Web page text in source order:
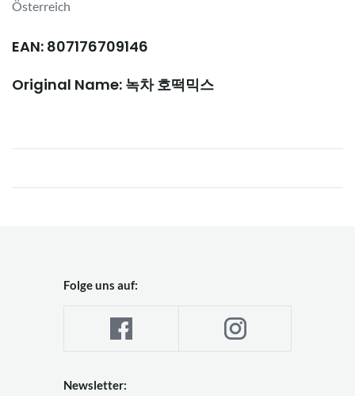
Österreich
EAN: 807176709146
Original Name: 녹차 호떡믹스
Folge uns auf:
Newsletter: